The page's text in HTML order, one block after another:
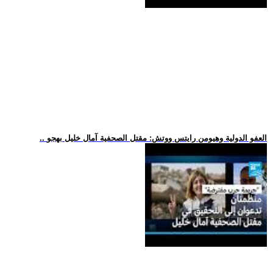
.. العفو الدولية وهيومن رايتس ووتش: مقتل الصحفية آمال خليل بهجو